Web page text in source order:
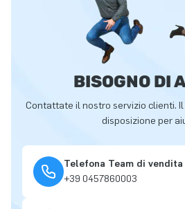
BISOGNO DI
Contattate il nostro servizio clienti.
disposizione per
Telefona Team di vendita
+39 0457860003